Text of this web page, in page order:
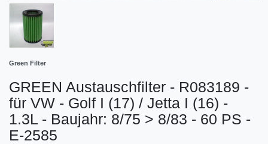
Green Filter
GREEN Austauschfilter - R083189 -
für VW - Golf I (17) / Jetta I (16) -
1.3L - Baujahr: 8/75 > 8/83 - 60 PS -
E-2585